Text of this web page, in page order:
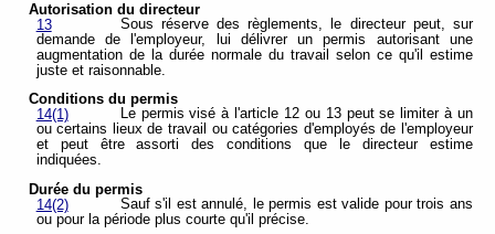
Autorisation du directeur
13
Sous réserve des règlements, le directeur peut, sur
demande de l'employeur, lui délivrer un permis autorisant une
augmentation de la durée normale du travail selon ce qu'il estime
juste et raisonnable.
Conditions du permis
14(1)
Le permis visé à l'article 12 ou 13 peut se limiter à un
ou certains lieux de travail ou catégories d'employés de l'employeur
et peut être assorti des conditions que le directeur estime
indiquées.
Durée du permis
14(2)
Sauf s'il est annulé, le permis est valide pour trois ans
ou pour la période plus courte qu'il précise.